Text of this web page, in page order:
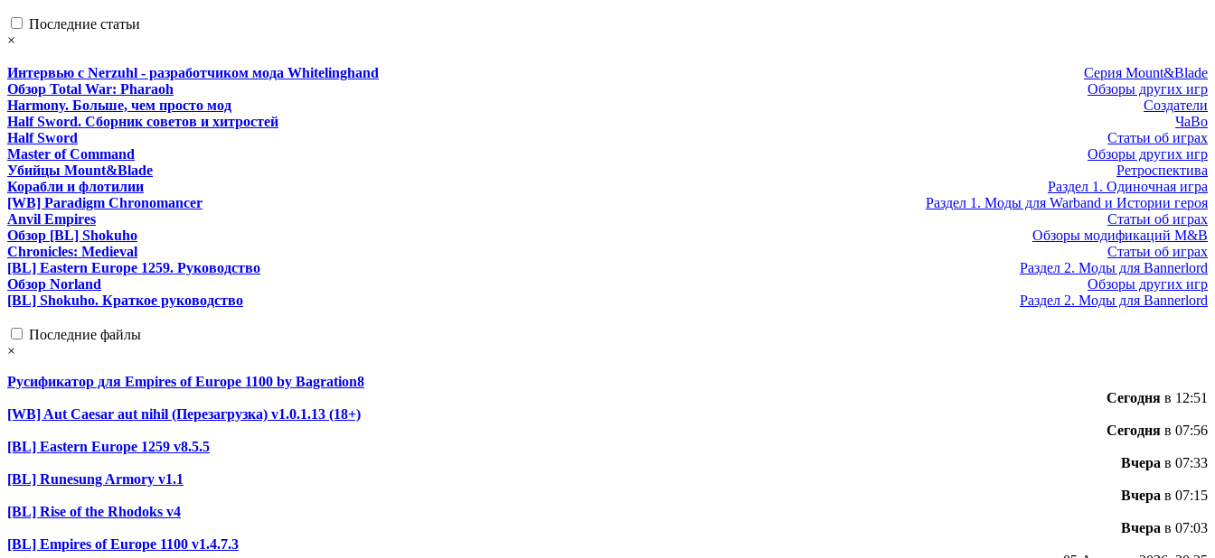
Последние статьи
×
Серия Mount&Blade
Интервью с Nerzuhl - разработчиком мода Whitelinghand
Обзоры других игр
Обзор Total War: Pharaoh
Создатели
Harmony. Больше, чем просто мод
ЧаВо
Half Sword. Сборник советов и хитростей
Статьи об играх
Half Sword
Обзоры других игр
Master of Command
Ретроспектива
Убийцы Mount&Blade
Раздел 1. Одиночная игра
Корабли и флотилии
Раздел 1. Моды для Warband и Истории героя
[WB] Paradigm Chronomancer
Статьи об играх
Anvil Empires
Обзоры модификаций M&B
Обзор [BL] Shokuho
Статьи об играх
Chronicles: Medieval
Раздел 2. Моды для Bannerlord
[BL] Eastern Europe 1259. Руководство
Обзоры других игр
Обзор Norland
Раздел 2. Моды для Bannerlord
[BL] Shokuho. Краткое руководство
Последние файлы
×
Русификатор для Empires of Europe 1100 by Bagration8
Сегодня в 12:51
[WB] Aut Caesar aut nihil (Перезагрузка) v1.0.1.13 (18+)
Сегодня в 07:56
[BL] Eastern Europe 1259 v8.5.5
Вчера в 07:33
[BL] Runesung Armory v1.1
Вчера в 07:15
[BL] Rise of the Rhodoks v4
Вчера в 07:03
[BL] Empires of Europe 1100 v1.4.7.3